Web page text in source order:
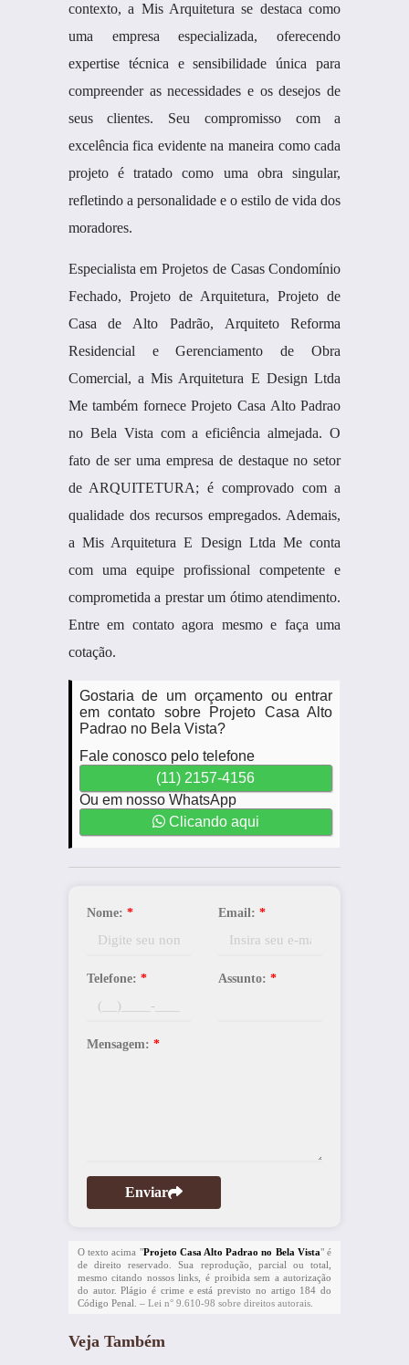
contexto, a Mis Arquitetura se destaca como
uma empresa especializada, oferecendo
expertise técnica e sensibilidade única para
compreender as necessidades e os desejos de
seus clientes. Seu compromisso com a
excelência fica evidente na maneira como cada
projeto é tratado como uma obra singular,
refletindo a personalidade e o estilo de vida dos
moradores.
Especialista em Projetos de Casas Condomínio
Fechado, Projeto de Arquitetura, Projeto de
Casa de Alto Padrão, Arquiteto Reforma
Residencial e Gerenciamento de Obra
Comercial, a Mis Arquitetura E Design Ltda
Me também fornece Projeto Casa Alto Padrao
no Bela Vista com a eficiência almejada. O
fato de ser uma empresa de destaque no setor
de ARQUITETURA; é comprovado com a
qualidade dos recursos empregados. Ademais,
a Mis Arquitetura E Design Ltda Me conta
com uma equipe profissional competente e
comprometida a prestar um ótimo atendimento.
Entre em contato agora mesmo e faça uma
cotação.
Gostaria de um orçamento ou entrar
em contato sobre Projeto Casa Alto
Padrao no Bela Vista?
Fale conosco pelo telefone
(11) 2157-4156
Ou em nosso WhatsApp
Clicando aqui
Nome: * Email: *
Telefone: * Assunto: *
Mensagem: *
Enviar
O texto acima "Projeto Casa Alto Padrao no Bela Vista" é
de direito reservado. Sua reprodução, parcial ou total,
mesmo citando nossos links, é proibida sem a autorização
do autor. Plágio é crime e está previsto no artigo 184 do
Código Penal. – Lei n° 9.610-98 sobre direitos autorais.
Veja Também